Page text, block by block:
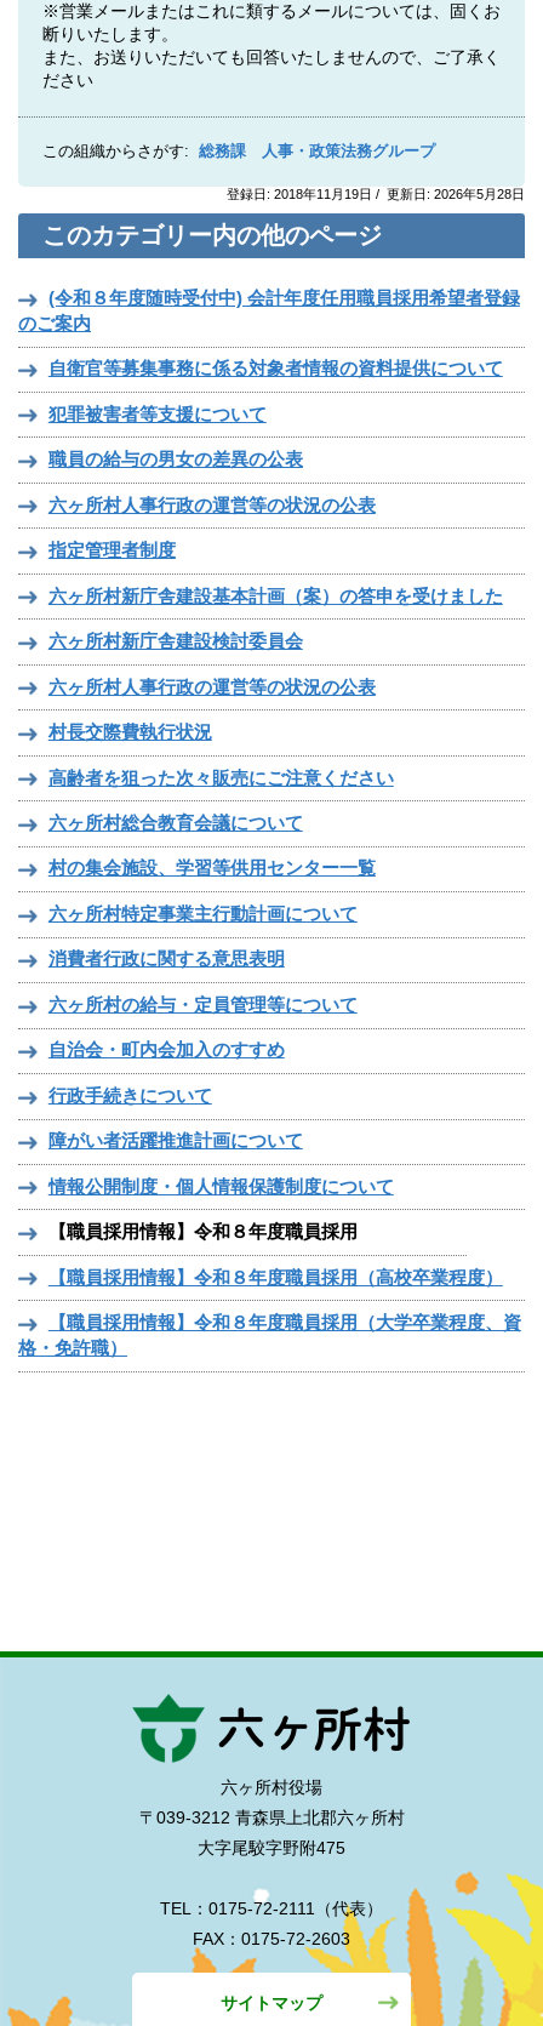
※営業メールまたはこれに類するメールについては、固くお
断りいたします。
また、お送りいただいても回答いたしませんので、ご了承く
ださい
この組織からさがす: 総務課 人事・政策法務グループ
登録日: 2018年11月19日 / 更新日: 2026年5月28日
このカテゴリー内の他のページ
(令和８年度随時受付中) 会計年度任用職員採用希望者登録
のご案内
自衛官等募集事務に係る対象者情報の資料提供について
犯罪被害者等支援について
職員の給与の男女の差異の公表
六ヶ所村人事行政の運営等の状況の公表
指定管理者制度
六ヶ所村新庁舎建設基本計画（案）の答申を受けました
六ヶ所村新庁舎建設検討委員会
六ヶ所村人事行政の運営等の状況の公表
村長交際費執行状況
高齢者を狙った次々販売にご注意ください
六ヶ所村総合教育会議について
村の集会施設、学習等供用センター一覧
六ヶ所村特定事業主行動計画について
消費者行政に関する意思表明
六ヶ所村の給与・定員管理等について
自治会・町内会加入のすすめ
行政手続きについて
障がい者活躍推進計画について
情報公開制度・個人情報保護制度について
【職員採用情報】令和８年度職員採用
【職員採用情報】令和８年度職員採用（高校卒業程度）
【職員採用情報】令和８年度職員採用（大学卒業程度、資
格・免許職）
六ヶ所村役場
〒039-3212 青森県上北郡六ヶ所村
大字尾駮字野附475
TEL：0175-72-2111（代表）
FAX：0175-72-2603
サイトマップ